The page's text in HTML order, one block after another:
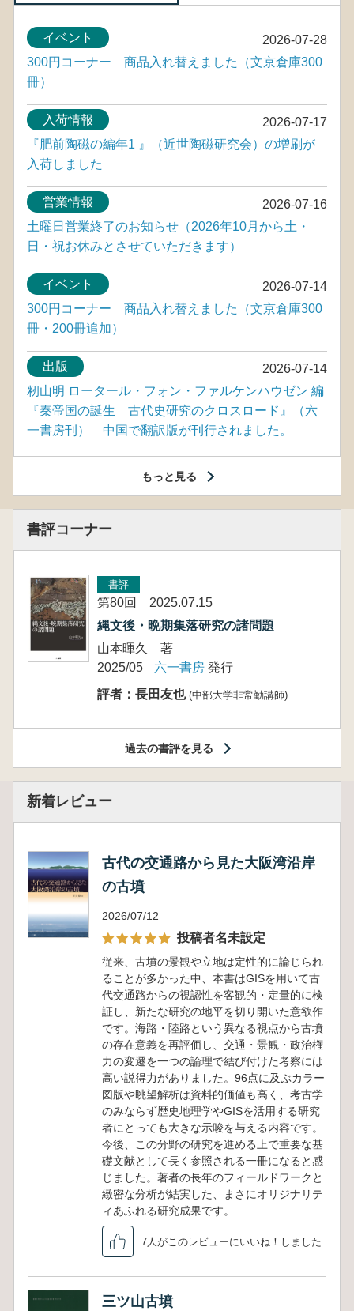
2026-07-28
イベント
300円コーナー 商品入れ替えました（文京倉庫300
冊）
2026-07-17
入荷情報
『肥前陶磁の編年1 』（近世陶磁研究会）の増刷が
入荷しました
2026-07-16
営業情報
土曜日営業終了のお知らせ（2026年10月から土・
日・祝お休みとさせていただきます）
2026-07-14
イベント
300円コーナー 商品入れ替えました（文京倉庫300
冊・200冊追加）
2026-07-14
出版
籾山明 ロータール・フォン・ファルケンハウゼン 編
『秦帝国の誕生 古代史研究のクロスロード』（六
一書房刊） 中国で翻訳版が刊行されました。
もっと見る
書評コーナー
書評
第80回 2025.07.15
縄文後・晩期集落研究の諸問題
山本暉久 著
2025/05
六一書房 発行
評者：長田友也 (中部大学非常勤講師)
過去の書評を見る
新着レビュー
古代の交通路から見た大阪湾沿岸
の古墳
2026/07/12
投稿者名未設定
従来、古墳の景観や立地は定性的に論じられ
ることが多かった中、本書はGISを用いて古
代交通路からの視認性を客観的・定量的に検
証し、新たな研究の地平を切り開いた意欲作
です。海路・陸路という異なる視点から古墳
の存在意義を再評価し、交通・景観・政治権
力の変遷を一つの論理で結び付けた考察には
高い説得力がありました。96点に及ぶカラー
図版や眺望解析は資料的価値も高く、考古学
のみならず歴史地理学やGISを活用する研究
者にとっても大きな示唆を与える内容です。
今後、この分野の研究を進める上で重要な基
礎文献として長く参照される一冊になると感
じました。著者の長年のフィールドワークと
緻密な分析が結実した、まさにオリジナリテ
ィあふれる研究成果です。
7人がこのレビューにいいね！しました
三ツ山古墳